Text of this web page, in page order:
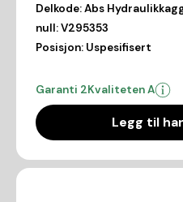
Delkode:Abs
null:V295353
Posisjon: Uspesifisert
Garanti 2Kvaliteten A
Legg til